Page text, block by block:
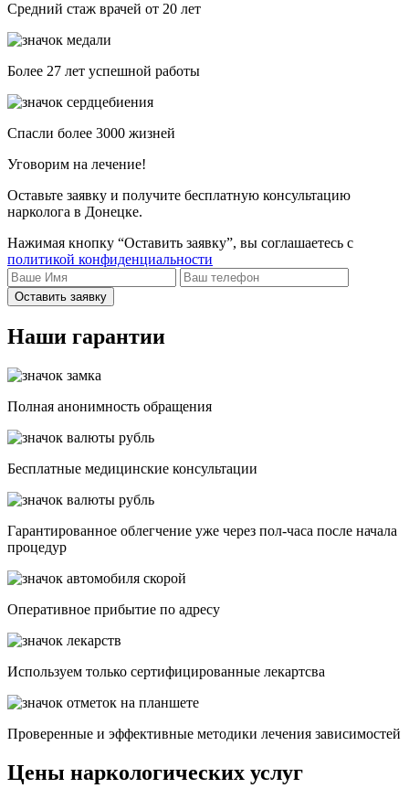
Средний стаж врачей от 20 лет
Более 27 лет успешной работы
Спасли более 3000 жизней
Уговорим на лечение!
Оставьте заявку и получите бесплатную консультацию
нарколога в Донецке.
Нажимая кнопку “Оставить заявку”, вы соглашаетесь с
политикой конфиденциальности
Оставить заявку
Наши гарантии
Полная анонимность обращения
Бесплатные медицинские консультации
Гарантированное облегчение уже через пол-часа после начала
процедур
Опеpативное прибытие по адресу
Используем только сертифицированные лекартсва
Проверенные и эффективные методики лечения зависимостей
Цены наркологических услуг